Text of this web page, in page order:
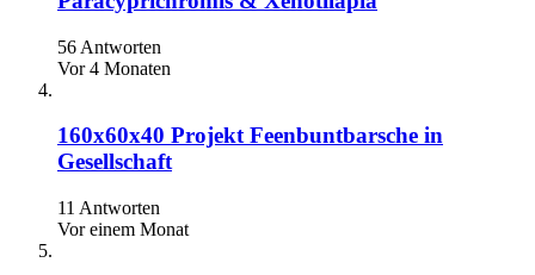
56 Antworten
Vor 4 Monaten
160x60x40 Projekt Feenbuntbarsche in
Gesellschaft
11 Antworten
Vor einem Monat